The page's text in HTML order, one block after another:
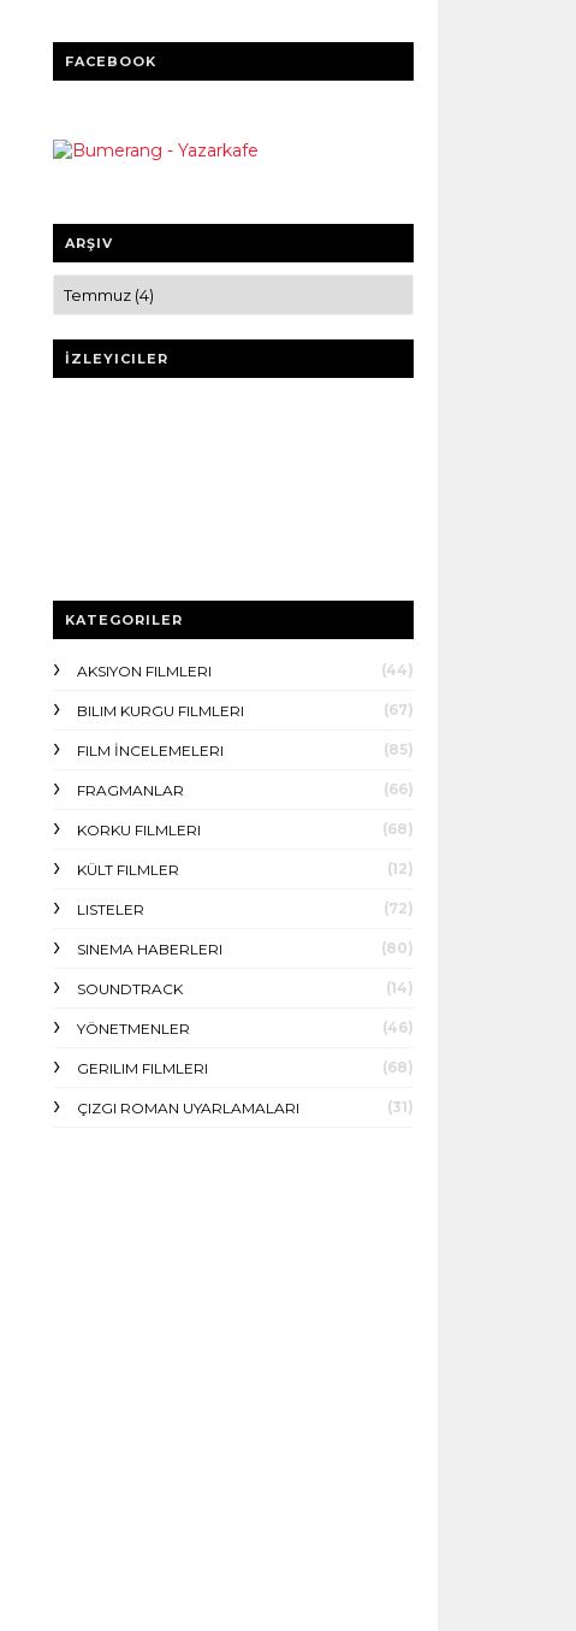
FACEBOOK
ARŞIV
İZLEYICILER
KATEGORILER
AKSIYON FILMLERI (44)
BILIM KURGU FILMLERI (67)
FILM İNCELEMELERI (85)
FRAGMANLAR (66)
KORKU FILMLERI (68)
KÜLT FILMLER (12)
LISTELER (72)
SINEMA HABERLERI (80)
SOUNDTRACK (14)
YÖNETMENLER (46)
GERILIM FILMLERI (68)
ÇIZGI ROMAN UYARLAMALARI (31)